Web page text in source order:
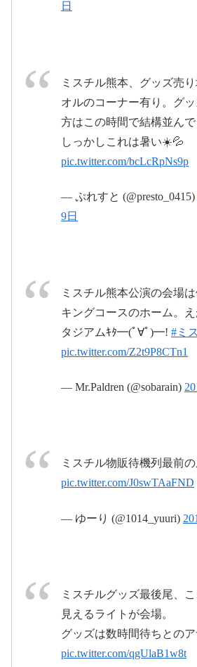
pic.twitter.com/64dwFgGPkr
2017
https://t.co/WrcOtxY07l
2017
pic.twitter.com/QKMeZqgu9f
9日
日
ミスチル熊本、グッズ売
オルのコーナー有り。グ
方はこの時間で結構並ん
しっかしこれは暑い☀️💦
pic.twitter.com/bcLcRpNs9p
— ぷれすと (@presto_0415)
9日
ミスチル熊本公演の会場
キングコースのホーム。
タジアムｷﾀ━(ﾟ∀ﾟ)━! #ミ
pic.twitter.com/Z2t9P8CTn1
— Mr.Paldren (@sobarain)
ミスチル物販待機列最前の
pic.twitter.com/J0swTAaFND
— ゆーり (@1014_yuuri)
ミスチルグッズ最後尾、
見えるライトが会場。
グッズは数時間待ちとのア
pic.twitter.com/qgUlaB1w8t